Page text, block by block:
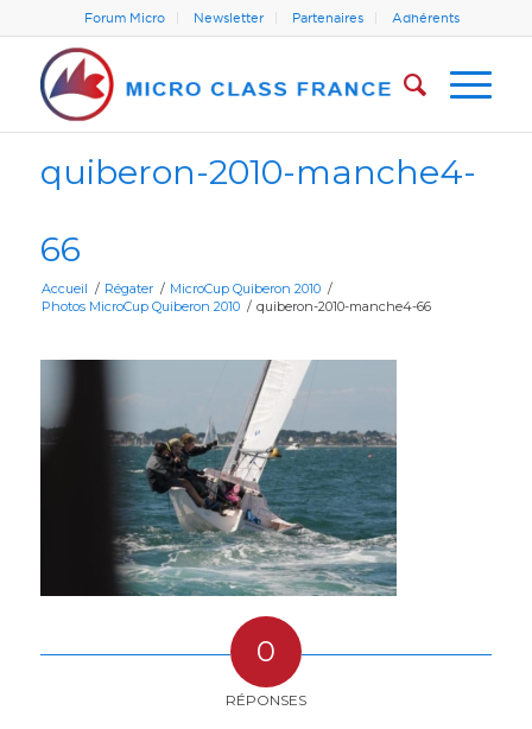
Forum Micro Newsletter Partenaires Adhérents
quiberon-2010-manche4-
66
Accueil / Régater / MicroCup Quiberon 2010 /
Photos MicroCup Quiberon 2010 / quiberon-2010-manche4-66
0
RÉPONSES